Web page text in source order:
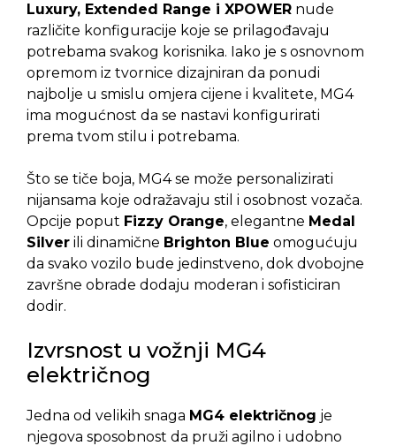
Luxury, Extended Range i XPOWER nude
različite konfiguracije koje se prilagođavaju
potrebama svakog korisnika. Iako je s osnovnom
opremom iz tvornice dizajniran da ponudi
najbolje u smislu omjera cijene i kvalitete, MG4
ima mogućnost da se nastavi konfigurirati
prema tvom stilu i potrebama.
Što se tiče boja, MG4 se može personalizirati
nijansama koje odražavaju stil i osobnost vozača.
Opcije poput Fizzy Orange, elegantne Medal
Silver ili dinamične Brighton Blue omogućuju
da svako vozilo bude jedinstveno, dok dvobojne
završne obrade dodaju moderan i sofisticiran
dodir.
Izvrsnost u vožnji MG4
električnog
Jedna od velikih snaga MG4 električnog je
njegova sposobnost da pruži agilno i udobno